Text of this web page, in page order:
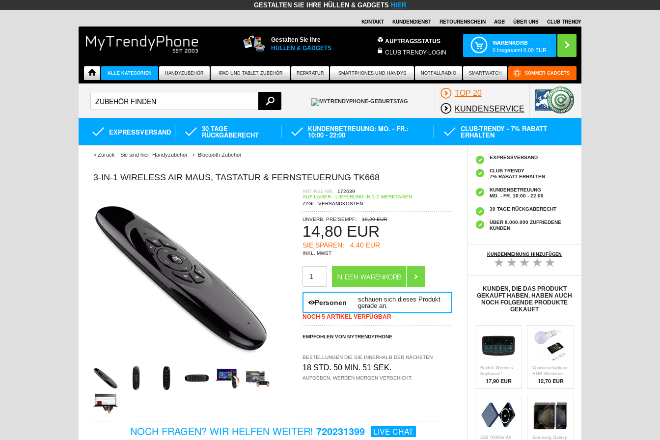
GESTALTEN SIE IHRE HÜLLEN & GADGETS HIER
KONTAKT KUNDENDIENST RETOURENSCHEIN AGB ÜBER UNS CLUB TRENDY
Gestalten Sie Ihre
HÜLLEN & GADGETS
AUFTRAGSSTATUS
CLUB TRENDY-LOGIN
WARENKORB
0 Insgesamt0,00 EUR
ALLE KATEGORIEN HANDYZUBEHÖR IPAD UND TABLET ZUBEHÖR REPARATUR SMARTPHONES UND HANDYS NOTFALLRADIO SMARTWATCH SOMMER GADGETS
TOP 20
KUNDENSERVICE
EXPRESSVERSAND 30 TAGE
RÜCKGABERECHT
KUNDENBETREUUNG: MO. - FR.:
10:00 - 22:00
CLUB-TRENDY - 7% RABATT
ERHALTEN
« Zurück - Sie sind hier: Handyzubehör Bluetooth Zubehör
3-IN-1 WIRELESS AIR MAUS, TASTATUR & FERNSTEUERUNG TK668
ARTIKEL-NR.:
172639
AUF LAGER - LIEFERUNG IN 1-2 WERKTAGEN
ZZGL. VERSANDKOSTEN
UNVERB. PREISEMPF.: 19,20 EUR
14,80 EUR
SIE SPAREN: 4,40 EUR
INKL. MWST
Personen
schauen sich dieses Produkt
gerade an.
NOCH 5 ARTIKEL VERFÜGBAR
EMPFOHLEN VON MYTRENDYPHONE
BESTELLUNGEN DIE SIE INNERHALB DER NÄCHSTEN
18 STD. 50 MIN. 51 SEK.
AUFGEBEN, WERDEN MORGEN VERSCHICKT.
NOCH FRAGEN? WIR HELFEN WEITER! 720231399 LIVE CHAT
EXPRESSVERSAND
CLUB TRENDY
7% RABATT ERHALTEN
KUNDENBETREUUNG
MO. - FR. 10:00 - 22:00
30 TAGE RÜCKGABERECHT
ÜBER 8.000.000 ZUFRIEDENE
KUNDEN
KUNDENMEINUNG HINZUFÜGEN
KUNDEN, DIE DAS PRODUKT
GEKAUFT HABEN, HABEN AUCH
NOCH FOLGENDE PRODUKTE
GEKAUFT
Backlit Wireless
Keyboard /
Touchpad Für
Smart TV A36 -
Schwarz
17,90 EUR
Wiederaufladbare
RGB-Glühbirne
mit
Fernbedienung
und Zeitschaltuhr
12,70 EUR
E30 10000mAh
Samsung Galaxy